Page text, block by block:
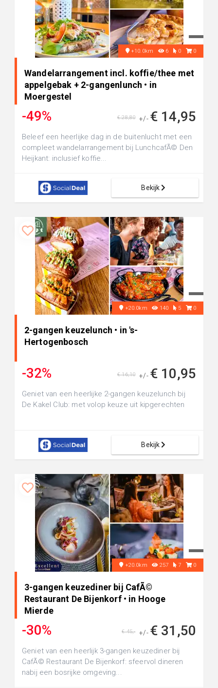
+10.0km 6 0 0
Wandelarrangement incl. koffie/thee met
appelgebak + 2-gangenlunch • in
Moergestel
-49% +/- € 14,95
€ 28,80
Beleef een heerlijke dag in de buitenlucht met een
compleet wandelarrangement bij LunchcafÃ© Den
Heijkant: inclusief koffie...
Bekijk
+20.0km 140 5 0
2-gangen keuzelunch • in 's-
Hertogenbosch
-32% +/- € 10,95
€ 16,10
Geniet van een heerlijke 2-gangen keuzelunch bij
De Kakel Club: met volop keuze uit kipgerechten
Bekijk
+20.0km 257 7 0
3-gangen keuzediner bij CafÃ©
Restaurant De Bijenkorf • in Hooge
Mierde
-30% +/- € 31,50
€ 45,-
Geniet van een heerlijk 3-gangen keuzediner bij
CafÃ© Restaurant De Bijenkorf: sfeervol dineren
nabij een bosrijke omgeving...